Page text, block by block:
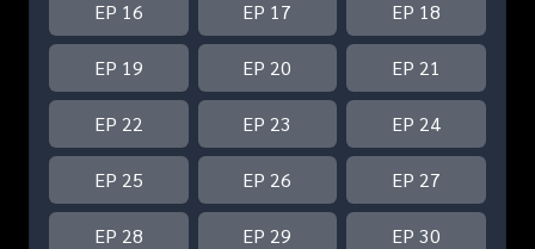
EP 16 EP 17 EP 18
EP 19 EP 20 EP 21
EP 22 EP 23 EP 24
EP 25 EP 26 EP 27
EP 28 EP 29 EP 30